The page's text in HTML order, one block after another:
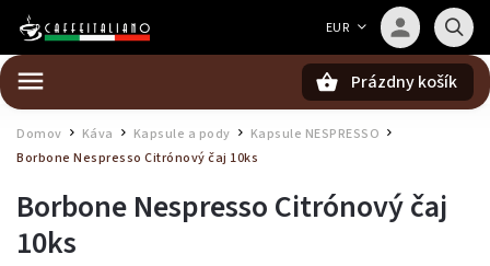
EUR
Prázdny košík
Domov Káva Kapsule a pody Kapsule NESPRESSO /
Borbone Nespresso Citrónový čaj 10ks
Borbone Nespresso Citrónový čaj
10ks
Barista — poradca Caffeitaliano